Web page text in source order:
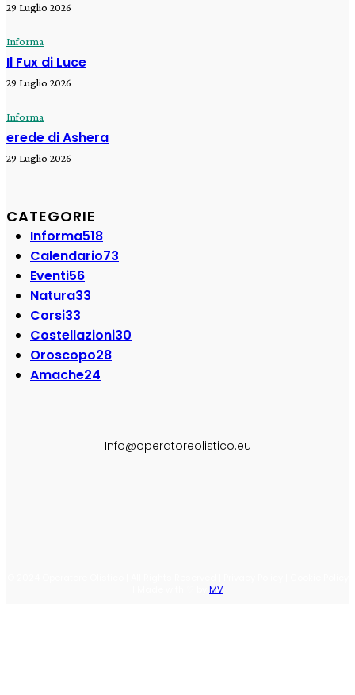
29 Luglio 2026
Informa
Il Fux di Luce
29 Luglio 2026
Informa
erede di Ashera
29 Luglio 2026
CATEGORIE
Informa518
Calendario73
Eventi56
Natura33
Corsi33
Costellazioni30
Oroscopo28
Amache24
Info@operatoreolistico.eu
MV